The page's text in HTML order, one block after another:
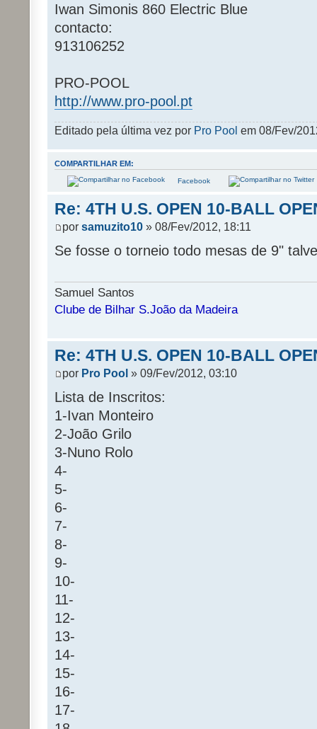
Iwan Simonis 860 Electric Blue
contacto:
913106252
PRO-POOL
http://www.pro-pool.pt
Editado pela última vez por Pro Pool em 08/Fev/
COMPARTILHAR EM:
Facebook
Re: 4TH U.S. OPEN 10-BALL
por samuzito10 » 08/Fev/2012, 18:11
Se fosse o torneio todo mesas de 9"
Samuel Santos
Clube de Bilhar S.João da Madeira
Re: 4TH U.S. OPEN 10-BALL
por Pro Pool » 09/Fev/2012, 03:10
Lista de Inscritos:
1-Ivan Monteiro
2-João Grilo
3-Nuno Rolo
4-
5-
6-
7-
8-
9-
10-
11-
12-
13-
14-
15-
16-
17-